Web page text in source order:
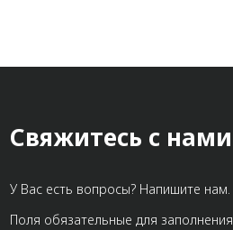
Свяжитесь с нами
У Вас есть вопросы? Напишите нам.
Поля обязательные для